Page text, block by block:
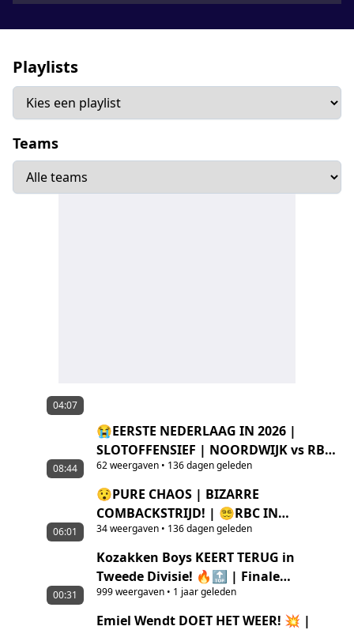
Playlists
Teams
04:07
😭EERSTE NEDERLAAG IN 2026 |
SLOTOFFENSIEF | NOORDWIJK vs RBC
| Mark Klippel
62weergaven• 136 dagen geleden
08:44
😯PURE CHAOS | BIZARRE
COMBACKSTRIJD! | 😵‍💫RBC IN
THRILLER TEGEN NOORDWIJK
34weergaven• 136 dagen geleden
06:01
Kozakken Boys KEERT TERUG in
Tweede Divisie! 🔥🔝 | Finale
Nacompetitie Tweede Divisie
999weergaven• 1 jaar geleden
00:31
Emiel Wendt DOET HET WEER! 💥 |